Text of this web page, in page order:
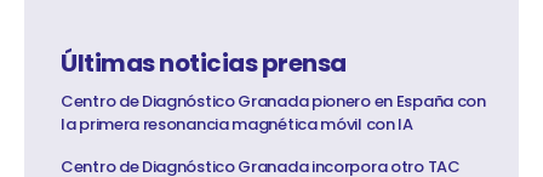
Últimas noticias prensa
Centro de Diagnóstico Granada pionero en España con
la primera resonancia magnética móvil con IA
Centro de Diagnóstico Granada incorpora otro TAC